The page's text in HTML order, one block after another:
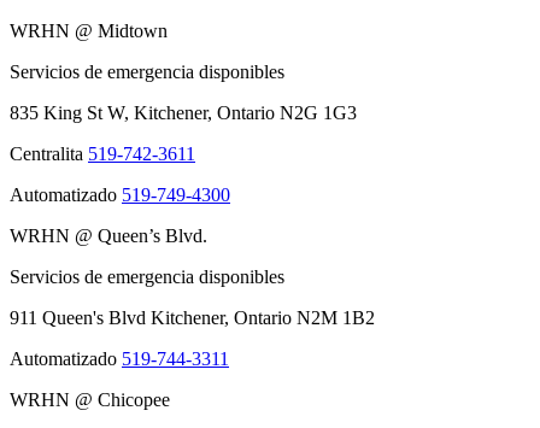
WRHN @ Midtown
Servicios de emergencia disponibles
835 King St W, Kitchener, Ontario N2G 1G3
Centralita 519-742-3611
Automatizado 519-749-4300
WRHN @ Queen’s Blvd.
Servicios de emergencia disponibles
911 Queen's Blvd Kitchener, Ontario N2M 1B2
Automatizado 519-744-3311
WRHN @ Chicopee